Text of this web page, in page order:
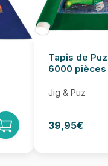
Tapis de
6000 pièces
Jig & Puz
39,95€